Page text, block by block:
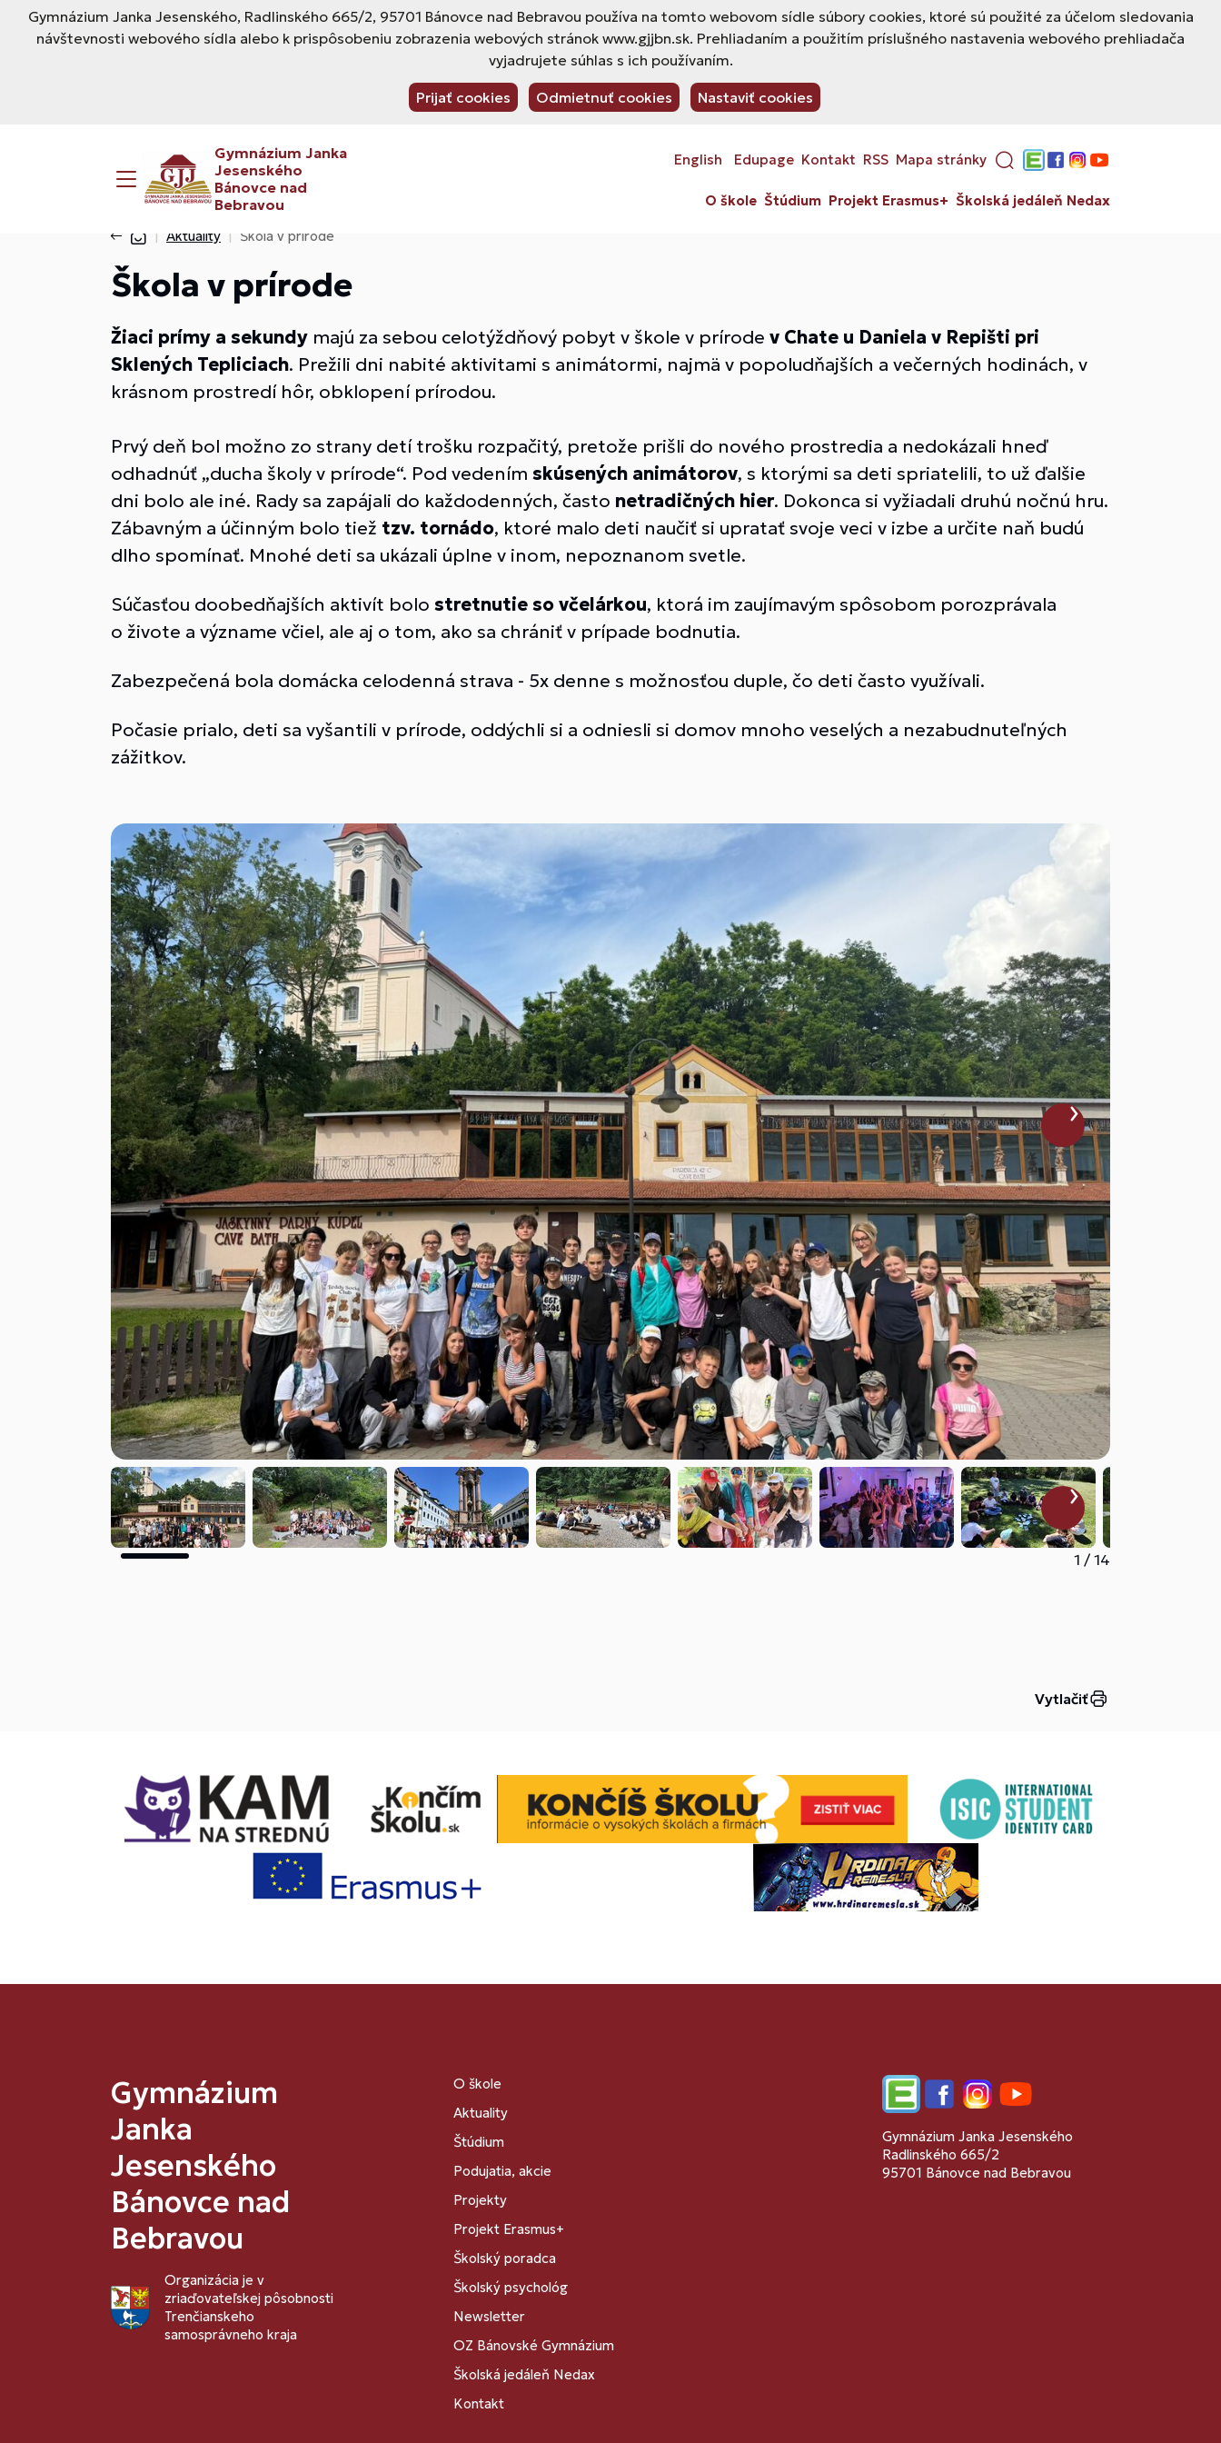
Gymnázium Janka Jesenského, Radlinského 665/2, 95701 Bánovce nad Bebravou používa na tomto webovom sídle súbory cookies, ktoré sú použité za účelom sledovania
návštevnosti webového sídla alebo k prispôsobeniu zobrazenia webových stránok www.gjjbn.sk. Prehliadaním a použitím príslušného nastavenia webového prehliadača
vyjadrujete súhlas s ich používaním.
Prijať cookies Odmietnuť cookies Nastaviť cookies
Gymnázium Janka
Jesenského
Bánovce nad
Bebravou
English Edupage Kontakt RSS Mapa stránky
Edupage
Facebook
Instagram
YouTube
O škole Štúdium Projekt Erasmus+ Školská jedáleň Nedax
Aktuality Škola v prírode
Škola v prírode
Žiaci prímy a sekundy majú za sebou celotýždňový pobyt v škole v prírode v Chate u Daniela v Repišti pri
Sklených Tepliciach. Prežili dni nabité aktivitami s animátormi, najmä v popoludňajších a večerných hodinách, v
krásnom prostredí hôr, obklopení prírodou.
Prvý deň bol možno zo strany detí trošku rozpačitý, pretože prišli do nového prostredia a nedokázali hneď
odhadnúť „ducha školy v prírode“. Pod vedením skúsených animátorov, s ktorými sa deti spriatelili, to už ďalšie
dni bolo ale iné. Rady sa zapájali do každodenných, často netradičných hier. Dokonca si vyžiadali druhú nočnú hru.
Zábavným a účinným bolo tiež tzv. tornádo, ktoré malo deti naučiť si upratať svoje veci v izbe a určite naň budú
dlho spomínať. Mnohé deti sa ukázali úplne v inom, nepoznanom svetle.
Súčasťou doobedňajších aktivít bolo stretnutie so včelárkou, ktorá im zaujímavým spôsobom porozprávala
o živote a význame včiel, ale aj o tom, ako sa chrániť v prípade bodnutia.
Zabezpečená bola domácka celodenná strava - 5x denne s možnosťou duple, čo deti často využívali.
Počasie prialo, deti sa vyšantili v prírode, oddýchli si a odniesli si domov mnoho veselých a nezabudnuteľných
zážitkov.
1 / 14
Vytlačiť
Gymnázium
Janka
Jesenského
Bánovce nad
Bebravou
Organizácia je v
zriaďovateľskej pôsobnosti
Trenčianskeho
samosprávneho kraja
O škole
Aktuality
Štúdium
Podujatia, akcie
Projekty
Projekt Erasmus+
Školský poradca
Školský psychológ
Newsletter
OZ Bánovské Gymnázium
Školská jedáleň Nedax
Kontakt
EdupageFacebookInstagramYouTube
Gymnázium Janka Jesenského
Radlinského 665/2
95701 Bánovce nad Bebravou